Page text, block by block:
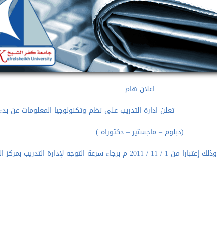
اعلان هام
تعلن ادارة التدريب على نظم وتكنولوجيا المعلومات عن
(دبلوم – ماجستير – دكتوراه )
وذلك إعتبارا من 1 / 11 / 2011 م برجاء سرعة التوجه لإدارة التدريب بمركز المعلومات والتطوير بالجامعة لتسجيل الأسماء